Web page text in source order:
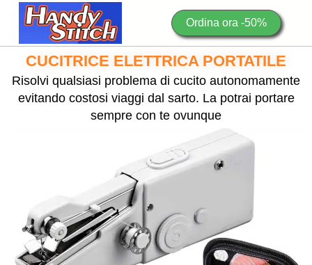
Ordina ora -50%
CUCITRICE ELETTRICA PORTATILE
Risolvi qualsiasi problema di cucito autonomamente
evitando costosi viaggi dal sarto. La potrai portare
sempre con te ovunque